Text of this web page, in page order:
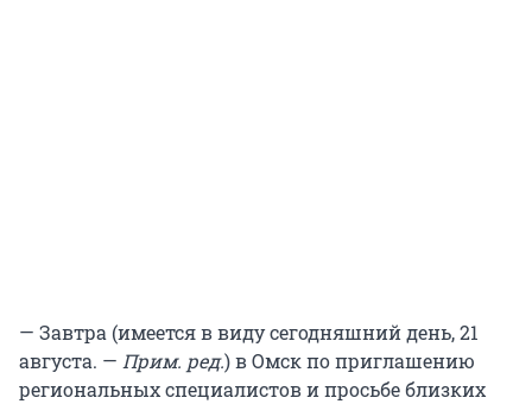
— Завтра (имеется в виду сегодняшний день, 21
августа. — Прим. ред.) в Омск по приглашению
региональных специалистов и просьбе близких